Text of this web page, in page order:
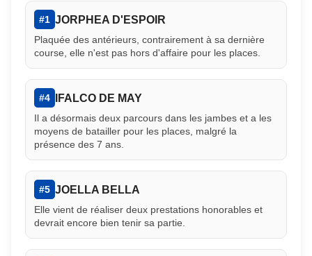
#1 JORPHEA D'ESPOIR
Plaquée des antérieurs, contrairement à sa dernière
course, elle n'est pas hors d'affaire pour les places.
#4 IFALCO DE MAY
Il a désormais deux parcours dans les jambes et a les
moyens de batailler pour les places, malgré la
présence des 7 ans.
#5 JOELLA BELLA
Elle vient de réaliser deux prestations honorables et
devrait encore bien tenir sa partie.